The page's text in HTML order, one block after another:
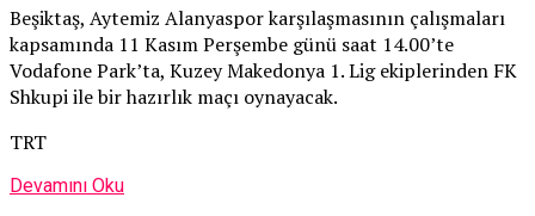
Beşiktaş, Aytemiz Alanyaspor karşılaşmasının çalışmaları
kapsamında 11 Kasım Perşembe günü saat 14.00’te
Vodafone Park’ta, Kuzey Makedonya 1. Lig ekiplerinden FK
Shkupi ile bir hazırlık maçı oynayacak.
TRT
Devamını Oku